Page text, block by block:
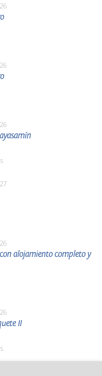
con alojamiento completo y
II